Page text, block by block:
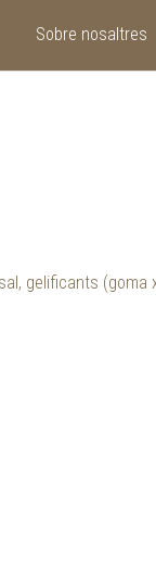
Sobre nosaltres
gelificants